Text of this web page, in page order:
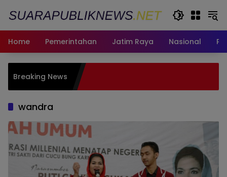
Home
Pemerintahan Jatim Raya Nasional
Breaking News
hingga
wandra